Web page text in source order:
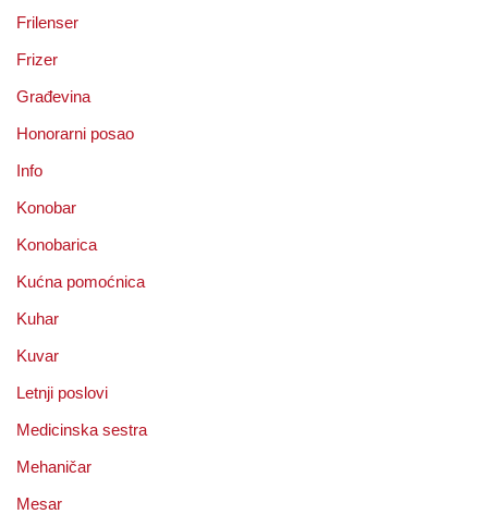
Frilenser
Frizer
Građevina
Honorarni posao
Info
Konobar
Konobarica
Kućna pomoćnica
Kuhar
Kuvar
Letnji poslovi
Medicinska sestra
Mehaničar
Mesar